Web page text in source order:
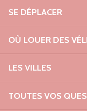
SE DÉPLACER
OÙ LOUER DES
LES VILLES
TOUTES VOS